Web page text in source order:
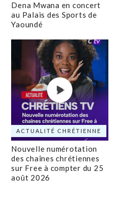
Dena Mwana en concert
au Palais des Sports de
Yaoundé
ACTUALITÉ CHRÉTIENNE
Nouvelle numérotation
des chaînes chrétiennes
sur Free à compter du 25
août 2026